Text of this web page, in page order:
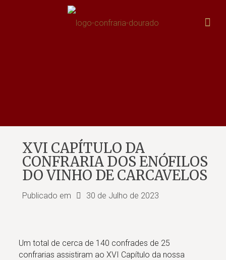
XVI CAPÍTULO DA
CONFRARIA DOS ENÓFILOS
DO VINHO DE CARCAVELOS
Publicado em 30 de Julho de 2023
Um total de cerca de 140 confrades de 25
confrarias assistiram ao XVI Capítulo da nossa